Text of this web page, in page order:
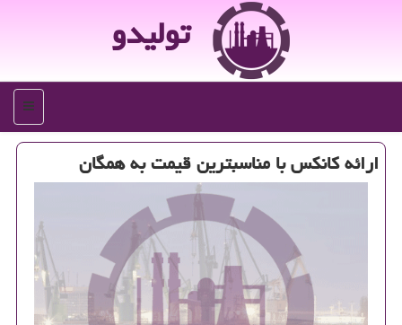
تولیدو
منو
ارائه كانكس با مناسبترین قیمت به همگان